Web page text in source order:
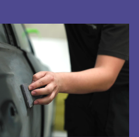
Zo zorg je voor een